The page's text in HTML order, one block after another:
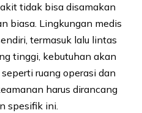
tidak bisa disamakan
biasa. Lingkungan medis
termasuk lalu lintas
tinggi, kebutuhan akan
ruang operasi dan
harus dirancang
spesifik ini.